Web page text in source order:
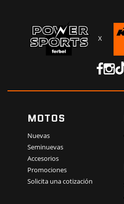
X
MOTOS
Nuevas
Seminuevas
Accesorios
Promociones
Solicita una cotización